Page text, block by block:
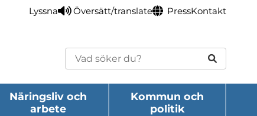
Lyssna Översätt/translate PressKontakt
Sök
Näringsliv och
arbete
Kommun och
politik